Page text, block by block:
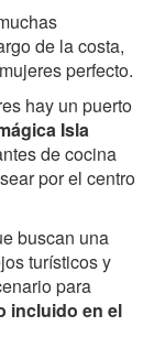
de la costa,
perfecto.
hay un puerto
Isla
de cocina
por el centro
buscan una
turísticos y
para
incluido en el